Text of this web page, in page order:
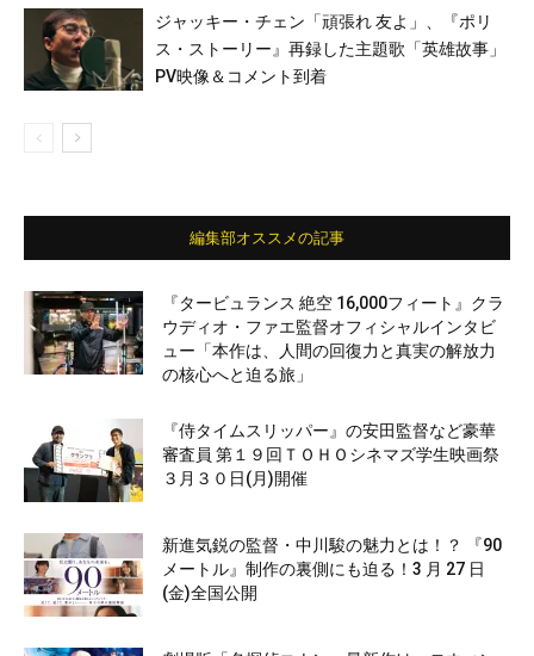
ジャッキー・チェン「頑張れ 友よ」、『ポリ
ス・ストーリー』再録した主題歌「英雄故事」
PV映像＆コメント到着
編集部オススメの記事
『タービュランス 絶空 16,000フィート』クラ
ウディオ・ファエ監督オフィシャルインタビ
ュー「本作は、人間の回復力と真実の解放力
の核心へと迫る旅」
『侍タイムスリッパー』の安田監督など豪華
審査員 第１９回ＴＯＨＯシネマズ学生映画祭
３月３０日(月)開催
新進気鋭の監督・中川駿の魅力とは！？ 『90
メートル』制作の裏側にも迫る！3 月 27 日
(金)全国公開